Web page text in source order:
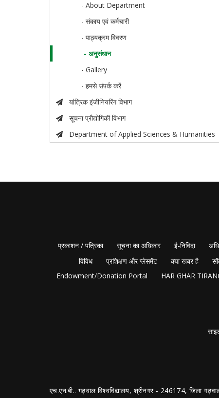
- About Department
- संकाय एवं कर्मचारी
- पाठ्यक्रम विवरण
- अनुसंधान
- Gallery
- हमसे संपर्क करें
यांत्रिक इंजीनियरिंग विभाग
सूचना प्रौद्योगिकी विभाग
Department of Applied Sciences & Humanities
प्रकाशन / पत्रिका सूचना का अधिकार ई-निविदा
विविध
प्रशिक्षण और प्लेसमेंट क्या खबर है
Endowment/Donation Portal
HAR GHAR
एच.एन.बी.. गढ़वाल विश्वविद्यालय, श्रीनगर - 246174, जिला